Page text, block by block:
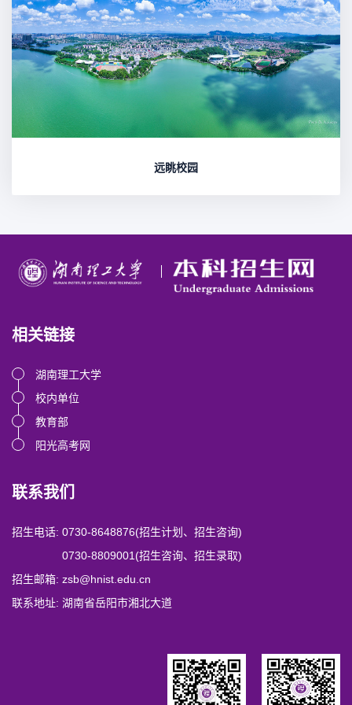
远眺校园
相关链接
湖南理工大学
校内单位
教育部
阳光高考网
联系我们
招生电话: 0730-8648876(招生计划、招生咨询)
0730-8809001(招生咨询、招生录取)
招生邮箱: zsb@hnist.edu.cn
联系地址: 湖南省岳阳市湘北大道